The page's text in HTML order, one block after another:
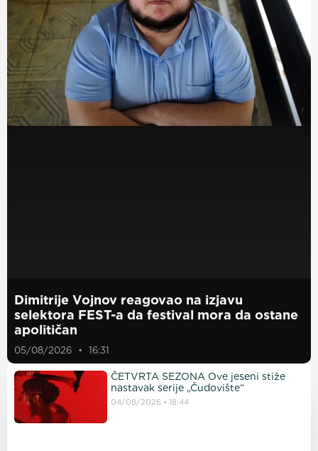
Dimitrije Vojnov reagovao na izjavu
selektora FEST-a da festival mora da ostane
apolitičan
05/08/2026 16:31
ČETVRTA SEZONA Ove jeseni stiže
nastavak serije „Čudovište“
04/08/2026 18:44